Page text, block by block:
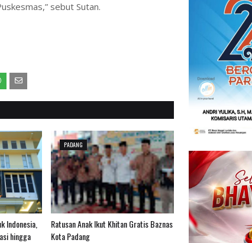
sebut Sutan.
Indonesia,
hingga
PADANG
Ratusan Anak Ikut Khitan Gratis Baznas
Kota Padang